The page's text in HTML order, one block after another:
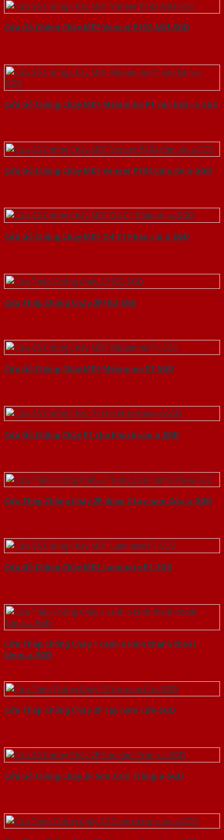
Cửa Gỗ Chống Cháy MDF Veneer P1R2 ASH-SGD
Cửa Gỗ Chống Cháy MDF Melamine P1 van kem-a-SGD
Cửa Gỗ Chống Cháy MDF Veneer P1R4 Căm Xe-a-SGD
Cửa Gỗ Chống Cháy MDF O4-C1 Phào chi-a-SGD
Cửa Thép Chống Cháy 2P1G2-SGD
Cửa Gỗ Chống Cháy MDF Melamine P1-SGD
Cửa Gỗ Chống Cháy P1 cho khach san-a-SGD
Cửa Thép Chống Cháy 2P dung 2 tay nam Cửa-a-SGD
Cửa Gỗ Chống Cháy MDF Laminate P1-SGD
Cửa Thép Chống Cháy 1 canh o kinh thanh thoat
hiem-a-SGD
Cửa Thép Chống Cháy 2P tay nam Cửa-SGD
Cửa Gỗ Chống Cháy 2P Sơn Xám Trắng-a-SGD